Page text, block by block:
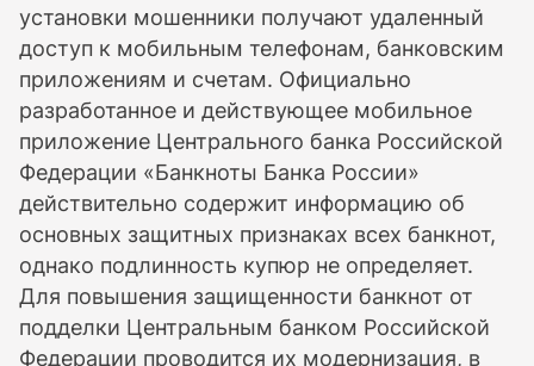
установки мошенники получают удаленный
доступ к мобильным телефонам, банковским
приложениям и счетам. Официально
разработанное и действующее мобильное
приложение Центрального банка Российской
Федерации «Банкноты Банка России»
действительно содержит информацию об
основных защитных признаках всех банкнот,
однако подлинность купюр не определяет.
Для повышения защищенности банкнот от
подделки Центральным банком Российской
Федерации проводится их модернизация, в